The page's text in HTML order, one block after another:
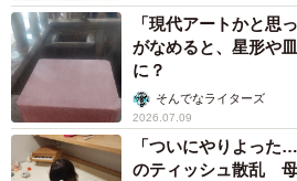
「現代アートかと思
がなめると、星形や
に？
そんでなライターズ
2026.07.09
「ついにやりよった
のティッシュ散乱